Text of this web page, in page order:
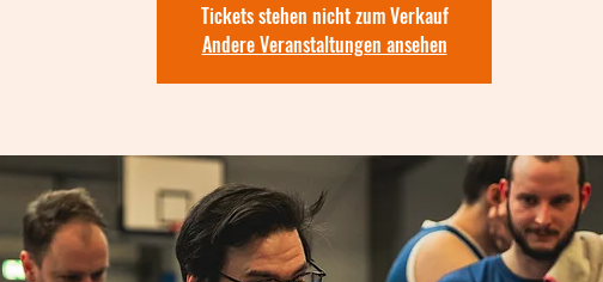
Tickets stehen nicht zum Verkauf
Andere Veranstaltungen ansehen